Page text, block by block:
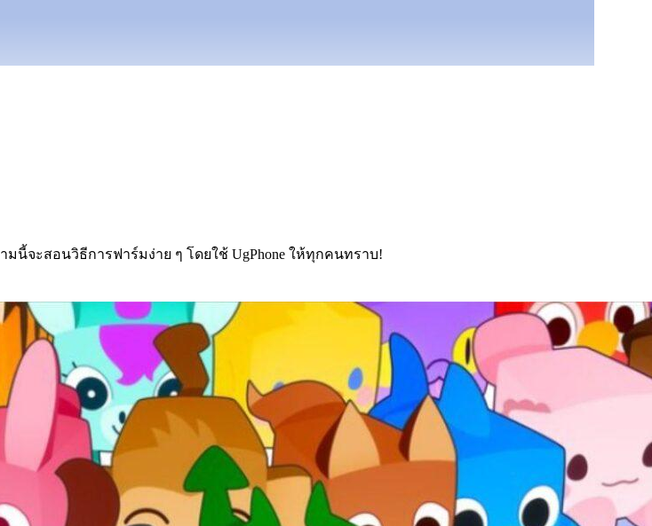
นี้จะสอนวิธีการฟาร์มง่าย ๆ โดยใช้ UgPhone ให้ทุกคนทราบ!